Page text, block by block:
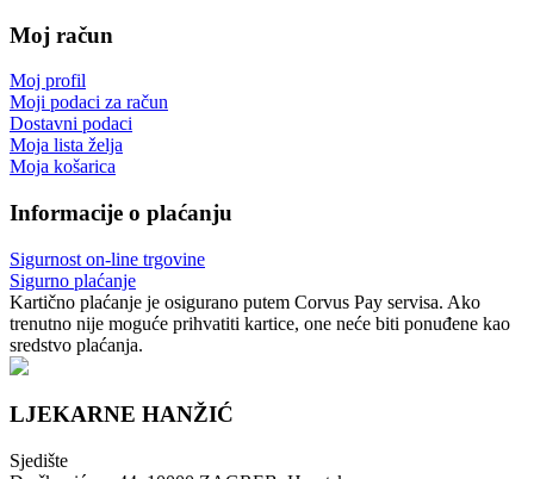
Moj račun
Moj profil
Moji podaci za račun
Dostavni podaci
Moja lista želja
Moja košarica
Informacije o plaćanju
Sigurnost on-line trgovine
Sigurno plaćanje
Kartično plaćanje je osigurano putem Corvus Pay servisa. Ako
trenutno nije moguće prihvatiti kartice, one neće biti ponuđene kao
sredstvo plaćanja.
LJEKARNE HANŽIĆ
Sjedište